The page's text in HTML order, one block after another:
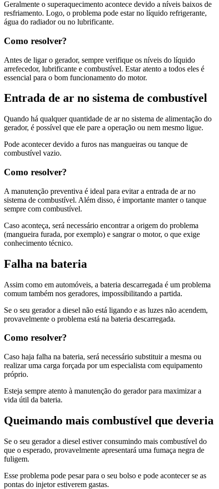
Geralmente o superaquecimento acontece devido a níveis baixos de
resfriamento. Logo, o problema pode estar no líquido refrigerante,
água do radiador ou no lubrificante.
Como resolver?
Antes de ligar o gerador, sempre verifique os níveis do líquido
arrefecedor, lubrificante e combustível. Estar atento a todos eles é
essencial para o bom funcionamento do motor.
Entrada de ar no sistema de combustível
Quando há qualquer quantidade de ar no sistema de alimentação do
gerador, é possível que ele pare a operação ou nem mesmo ligue.
Pode acontecer devido a furos nas mangueiras ou tanque de
combustível vazio.
Como resolver?
A manutenção preventiva é ideal para evitar a entrada de ar no
sistema de combustível. Além disso, é importante manter o tanque
sempre com combustível.
Caso aconteça, será necessário encontrar a origem do problema
(mangueira furada, por exemplo) e sangrar o motor, o que exige
conhecimento técnico.
Falha na bateria
Assim como em automóveis, a bateria descarregada é um problema
comum também nos geradores, impossibilitando a partida.
Se o seu gerador a diesel não está ligando e as luzes não acendem,
provavelmente o problema está na bateria descarregada.
Como resolver?
Caso haja falha na bateria, será necessário substituir a mesma ou
realizar uma carga forçada por um especialista com equipamento
próprio.
Esteja sempre atento à manutenção do gerador para maximizar a
vida útil da bateria.
Queimando mais combustível que deveria
Se o seu gerador a diesel estiver consumindo mais combustível do
que o esperado, provavelmente apresentará uma fumaça negra de
fuligem.
Esse problema pode pesar para o seu bolso e pode acontecer se as
pontas do injetor estiverem gastas.